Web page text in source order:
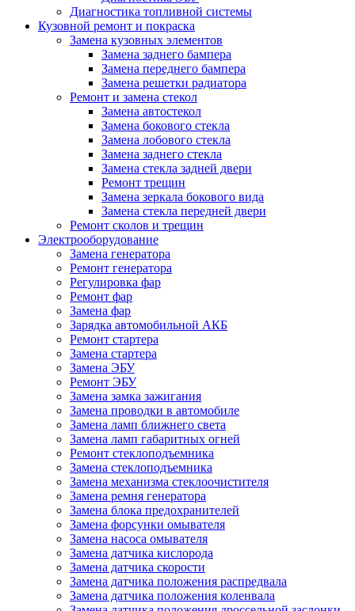
Диагностика топливной системы
Кузовной ремонт и покраска
Замена кузовных элементов
Замена заднего бампера
Замена переднего бампера
Замена решетки радиатора
Ремонт и замена стекол
Замена автостекол
Замена бокового стекла
Замена лобового стекла
Замена заднего стекла
Замена стекла задней двери
Ремонт трещин
Замена зеркала бокового вида
Замена стекла передней двери
Ремонт сколов и трещин
Электрооборудование
Замена генератора
Ремонт генератора
Регулировка фар
Ремонт фар
Замена фар
Зарядка автомобильной АКБ
Ремонт стартера
Замена стартера
Замена ЭБУ
Ремонт ЭБУ
Замена замка зажигания
Замена проводки в автомобиле
Замена ламп ближнего света
Замена ламп габаритных огней
Ремонт стеклоподъемника
Замена стеклоподъемника
Замена механизма стеклоочистителя
Замена ремня генератора
Замена блока предохранителей
Замена форсунки омывателя
Замена насоса омывателя
Замена датчика кислорода
Замена датчика скорости
Замена датчика положения распредвала
Замена датчика положения коленвала